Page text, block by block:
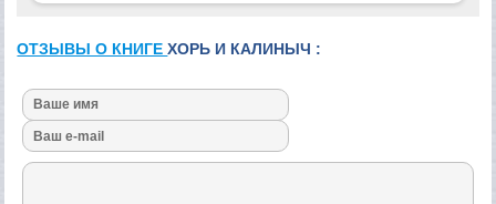
ОТЗЫВЫ О КНИГЕХОРЬ И КАЛИНЫЧ :